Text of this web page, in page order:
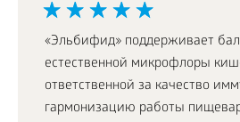
«Эльбифид» поддерживает
естественной микрофлоры
ответственной за качество
гармонизацию работы